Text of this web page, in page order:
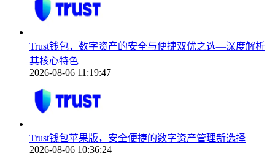
Trust钱包，数字资产的安全与便捷双优之选—深度解析
其核心特色
2026-08-06 11:19:47
Trust钱包苹果版，安全便捷的数字资产管理新选择
2026-08-06 10:36:24